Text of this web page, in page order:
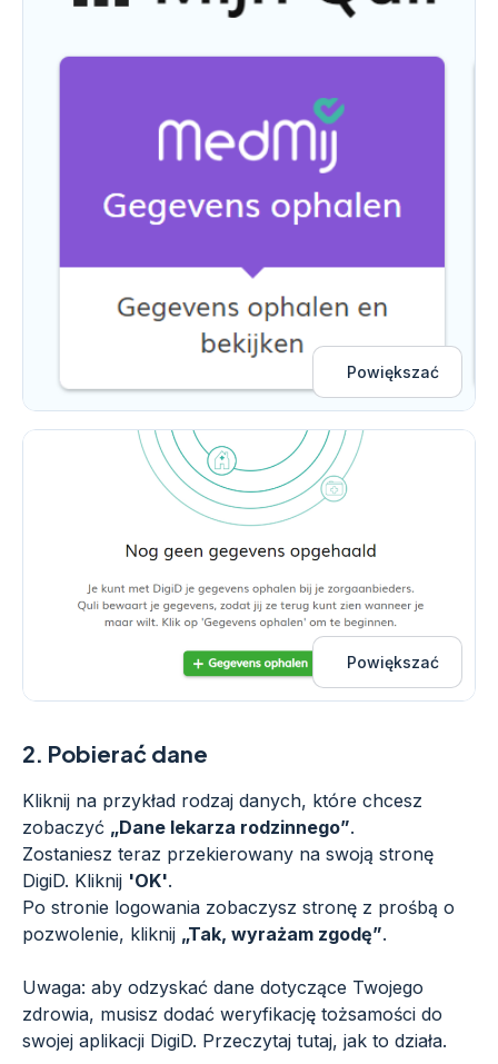
Powiększać
Powiększać
2. Pobierać dane
Kliknij na przykład rodzaj danych, które chcesz
zobaczyć „Dane lekarza rodzinnego”.
Zostaniesz teraz przekierowany na swoją stronę
DigiD. Kliknij 'OK'.
Po stronie logowania zobaczysz stronę z prośbą o
pozwolenie, kliknij „Tak, wyrażam zgodę”.
Uwaga: aby odzyskać dane dotyczące Twojego
zdrowia, musisz dodać weryfikację tożsamości do
swojej aplikacji DigiD. Przeczytaj tutaj, jak to działa.